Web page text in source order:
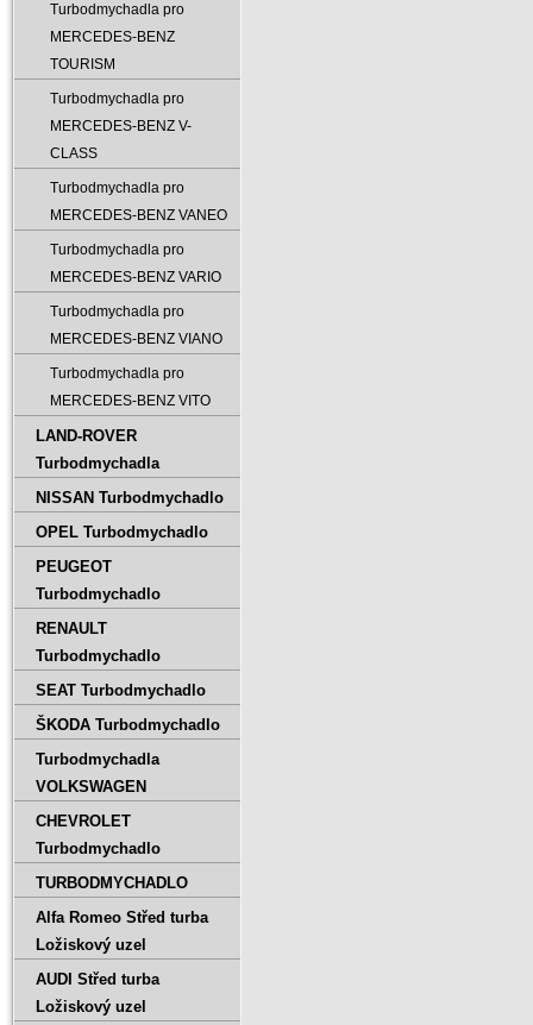
Turbodmychadla pro
MERCEDES-BENZ
TOURISM
Turbodmychadla pro
MERCEDES-BENZ V-
CLASS
Turbodmychadla pro
MERCEDES-BENZ VANEO
Turbodmychadla pro
MERCEDES-BENZ VARIO
Turbodmychadla pro
MERCEDES-BENZ VIANO
Turbodmychadla pro
MERCEDES-BENZ VITO
LAND-ROVER
Turbodmychadla
NISSAN Turbodmychadlo
OPEL Turbodmychadlo
PEUGEOT
Turbodmychadlo
RENAULT
Turbodmychadlo
SEAT Turbodmychadlo
ŠKODA Turbodmychadlo
Turbodmychadla
VOLKSWAGEN
CHEVROLET
Turbodmychadlo
TURBODMYCHADLO
Alfa Romeo Střed turba
Ložiskový uzel
AUDI Střed turba
Ložiskový uzel